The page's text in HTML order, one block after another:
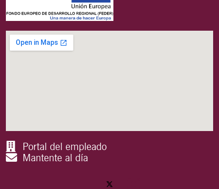
Portal del empleado
Mantente al día